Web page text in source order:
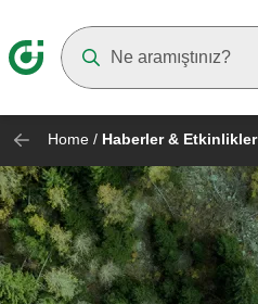
Home / Haberler & Etkinlikler